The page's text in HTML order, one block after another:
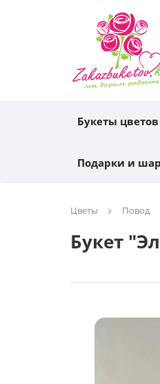
Каталог
Букеты цветов
Подарки и
Цветы Повод
Букет